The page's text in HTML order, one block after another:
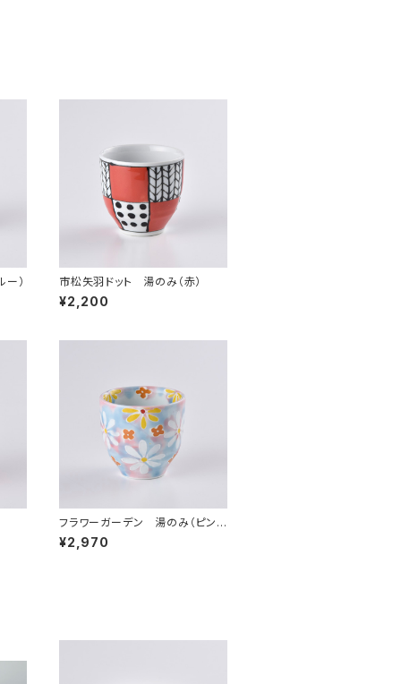
） 市松矢羽ドット 湯のみ（赤）
¥2,200
フラワーガーデン 湯のみ（ピン
ク）
¥2,970